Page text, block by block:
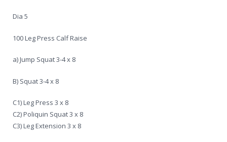
Dia 5
100 Leg Press Calf Raise
a) Jump Squat 3-4 x 8
B) Squat 3-4 x 8
C1) Leg Press 3 x 8
C2) Poliquin Squat 3 x 8
C3) Leg Extension 3 x 8